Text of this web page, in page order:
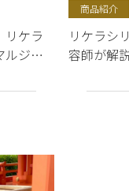
リケラ
ルジョ
しい
｜正
商品紹介
リケラシ
容師が解
ルジョン
け方｜正